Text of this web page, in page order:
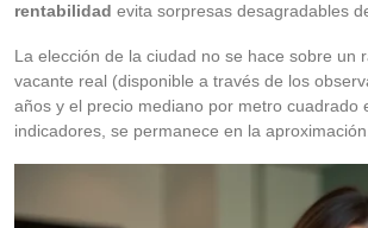
rentabilidad evita sorpresas desagradables
La elección de la ciudad no se hace sobre un
vacante real (disponible a través de los
años y el precio mediano por metro
indicadores, se permanece en la